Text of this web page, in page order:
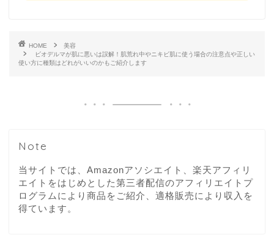
HOME
美容
ビオデルマが肌に悪いは誤解！肌荒れ中やニキビ肌に使う場合の注意点や正しい
使い方に種類はどれがいいのかもご紹介します
Note
当サイトでは、Amazonアソシエイト、楽天アフィリ
エイトをはじめとした第三者配信のアフィリエイトプ
ログラムにより商品をご紹介、適格販売により収入を
得ています。